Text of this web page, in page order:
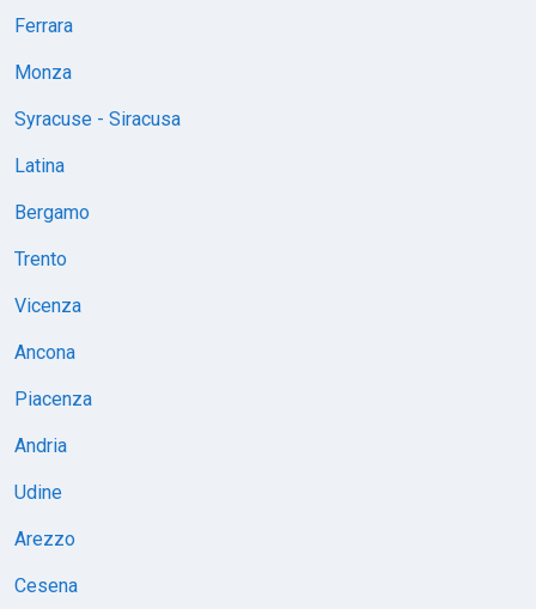
Ferrara
Monza
Syracuse - Siracusa
Latina
Bergamo
Trento
Vicenza
Ancona
Piacenza
Andria
Udine
Arezzo
Cesena